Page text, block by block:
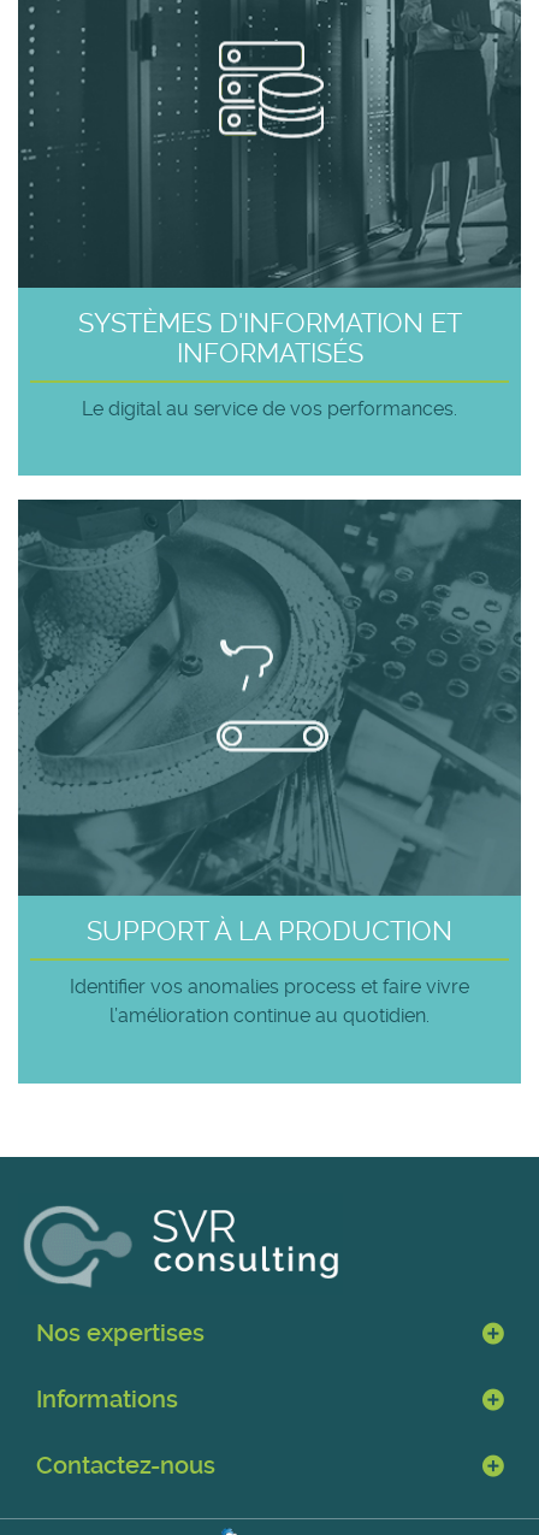
SYSTÈMES D'INFORMATION ET
INFORMATISÉS
Le digital au service de vos performances.
SUPPORT À LA PRODUCTION
Identifier vos anomalies process et faire vivre
l’amélioration continue au quotidien.
Nos expertises
Informations
Contactez-nous